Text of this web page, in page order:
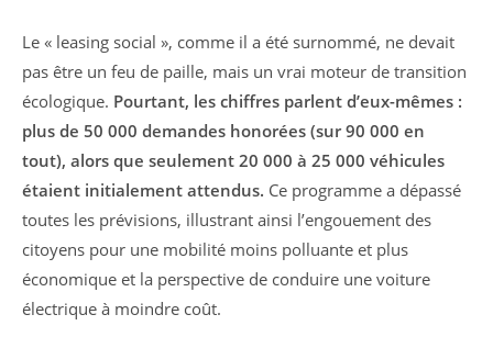
Le « leasing social », comme il a été surnommé, ne devait
pas être un feu de paille, mais un vrai moteur de transition
écologique. Pourtant, les chiffres parlent d’eux-mêmes :
plus de 50 000 demandes honorées (sur 90 000 en
tout), alors que seulement 20 000 à 25 000 véhicules
étaient initialement attendus. Ce programme a dépassé
toutes les prévisions, illustrant ainsi l’engouement des
citoyens pour une mobilité moins polluante et plus
économique et la perspective de conduire une voiture
électrique à moindre coût.